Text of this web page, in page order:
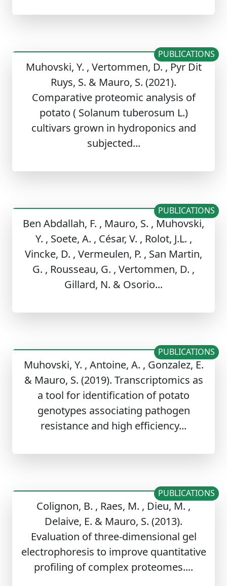
Muhovski, Y. , Vertommen, D. , Pyr Dit
Ruys, S. & Mauro, S. (2021).
Comparative proteomic analysis of
potato ( Solanum tuberosum L.)
cultivars grown in hydroponics and
subjected...
PUBLICATIONS
Ben Abdallah, F. , Mauro, S. , Muhovski,
Y. , Soete, A. , César, V. , Rolot, J.L. ,
Vincke, D. , Vermeulen, P. , San Martin,
G. , Rousseau, G. , Vertommen, D. ,
Gillard, N. & Osorio...
PUBLICATIONS
Muhovski, Y. , Antoine, A. , Gonzalez, E.
& Mauro, S. (2019). Transcriptomics as
a tool for identification of potato
genotypes associating pathogen
resistance and high efficiency...
PUBLICATIONS
Colignon, B. , Raes, M. , Dieu, M. ,
Delaive, E. & Mauro, S. (2013).
Evaluation of three-dimensional gel
electrophoresis to improve quantitative
profiling of complex proteomes....
PUBLICATIONS